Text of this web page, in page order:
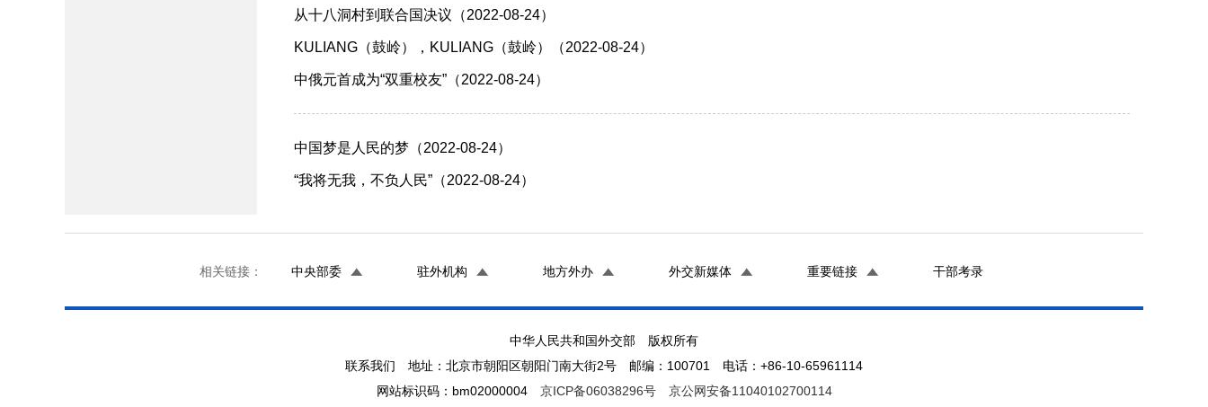
从十八洞村到联合国决议（2022-08-24）
KULIANG（鼓岭），KULIANG（鼓岭）（2022-08-24）
中俄元首成为“双重校友”（2022-08-24）
​中国梦是人民的梦（2022-08-24）
“我将无我，不负人民”（2022-08-24）
相关链接： 中央部委 驻外机构 地方外办 外交新媒体 重要链接 干部考录
中华人民共和国外交部 版权所有
联系我们 地址：北京市朝阳区朝阳门南大街2号 邮编：100701 电话：+86-10-65961114
网站标识码：bm02000004 京ICP备06038296号 京公网安备11040102700114